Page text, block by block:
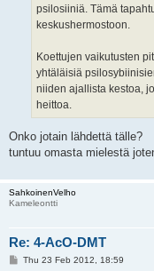
psilosiiniä. Tämä
keskushermostoon.
Koettujen vaikutusten
yhtäläisiä
niiden ajallista kestoa,
heittoa.
Onko jotain lähdettä tälle?
tuntuu omasta mielestä
SahkoinenVelho
Kameleontti
Re: 4-AcO-DMT
PThu 23 Feb 2012, 18:59